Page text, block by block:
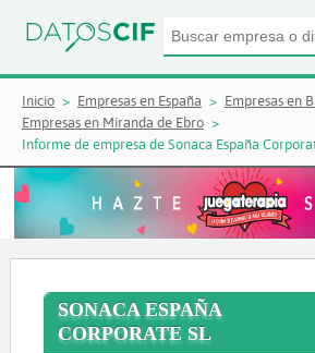
Inicio Empresas en España
Empresas en
Empresas en Miranda de Ebro
Informe de empresa de Sonaca España
SONACA ESPAÑA
CORPORATE SL